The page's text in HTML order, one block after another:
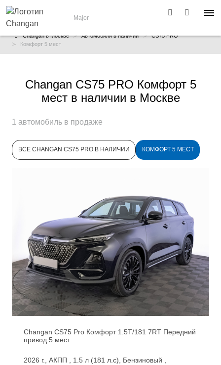
Major
Changan в Москве Автомобили в наличии
CS75 PRO
Комфорт 5 мест
Changan CS75 PRO Комфорт 5
мест в наличии в Москве
1 автомобиль в продаже
ВСЕ CHANGAN CS75 PRO В НАЛИЧИИ КОМФОРТ 5 МЕСТ
Changan CS75 Pro Комфорт 1.5T/181 7RT Передний
привод 5 мест
2026 г., АКПП , 1.5 л (181 л.с), Бензиновый ,